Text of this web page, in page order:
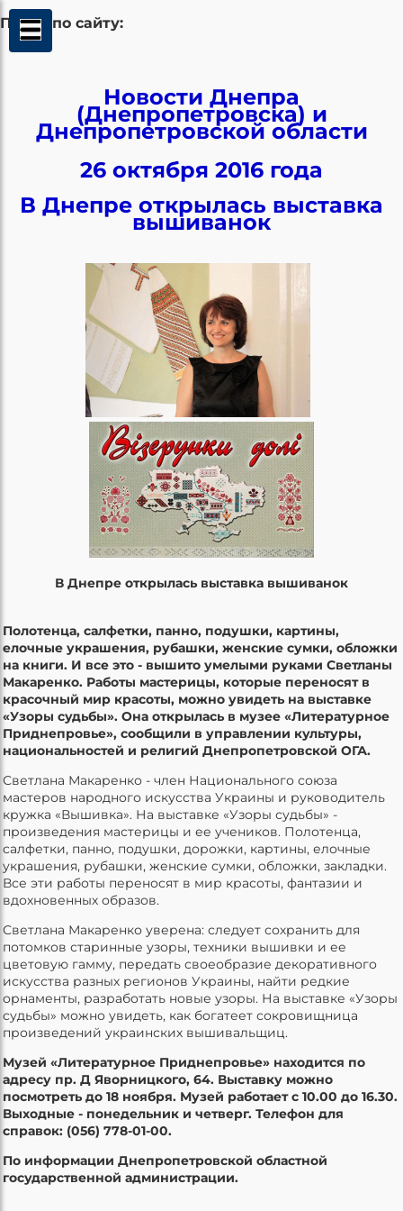
Поиск по сайту:
Новости Днепра
(Днепропетровска) и
Днепропетровской области
26 октября 2016 года
В Днепре открылась выставка
вышиванок
В Днепре открылась выставка вышиванок
Полотенца, салфетки, панно, подушки, картины,
елочные украшения, рубашки, женские сумки, обложки
на книги. И все это - вышито умелыми руками Светланы
Макаренко. Работы мастерицы, которые переносят в
красочный мир красоты, можно увидеть на выставке
«Узоры судьбы». Она открылась в музее «Литературное
Приднепровье», сообщили в управлении культуры,
национальностей и религий Днепропетровской ОГА.
Светлана Макаренко - член Национального союза
мастеров народного искусства Украины и руководитель
кружка «Вышивка». На выставке «Узоры судьбы» -
произведения мастерицы и ее учеников. Полотенца,
салфетки, панно, подушки, дорожки, картины, елочные
украшения, рубашки, женские сумки, обложки, закладки.
Все эти работы переносят в мир красоты, фантазии и
вдохновенных образов.
Светлана Макаренко уверена: следует сохранить для
потомков старинные узоры, техники вышивки и ее
цветовую гамму, передать своеобразие декоративного
искусства разных регионов Украины, найти редкие
орнаменты, разработать новые узоры. На выставке «Узоры
судьбы» можно увидеть, как богатеет сокровищница
произведений украинских вышивальщиц.
Музей «Литературное Приднепровье» находится по
адресу пр. Д Яворницкого, 64. Выставку можно
посмотреть до 18 ноября. Музей работает с 10.00 до 16.30.
Выходные - понедельник и четверг. Телефон для
справок: (056) 778-01-00.
По информации Днепропетровской областной
государственной администрации.